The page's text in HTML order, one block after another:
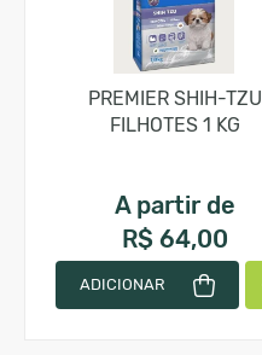
PREMIER SHIH-TZU
FILHOTES 1 KG
A partir de
R$ 64,00
ADICIONAR